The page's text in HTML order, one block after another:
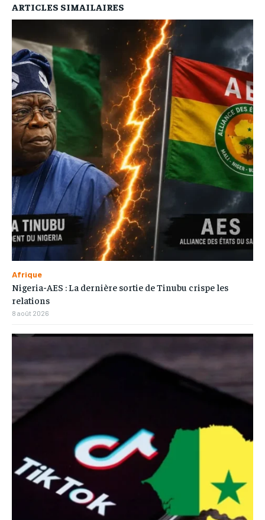
ARTICLES SIMAILAIRES
Afrique
Nigeria-AES : La dernière sortie de Tinubu crispe les
relations
8 août 2026